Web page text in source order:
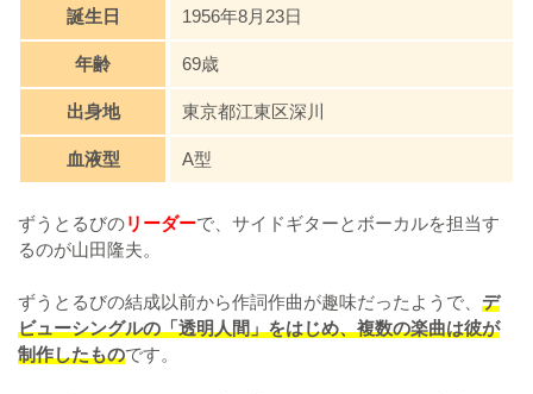
誕生日 1956年8月23日
年齢 69歳
出身地 東京都江東区深川
血液型 A型
ずうとるびのリーダーで、サイドギターとボーカルを担当す
るのが山田隆夫。
ずうとるびの結成以前から作詞作曲が趣味だったようで、 デ
ビューシングルの「透明人間」をはじめ、複数の楽曲は彼が
制作したものです。